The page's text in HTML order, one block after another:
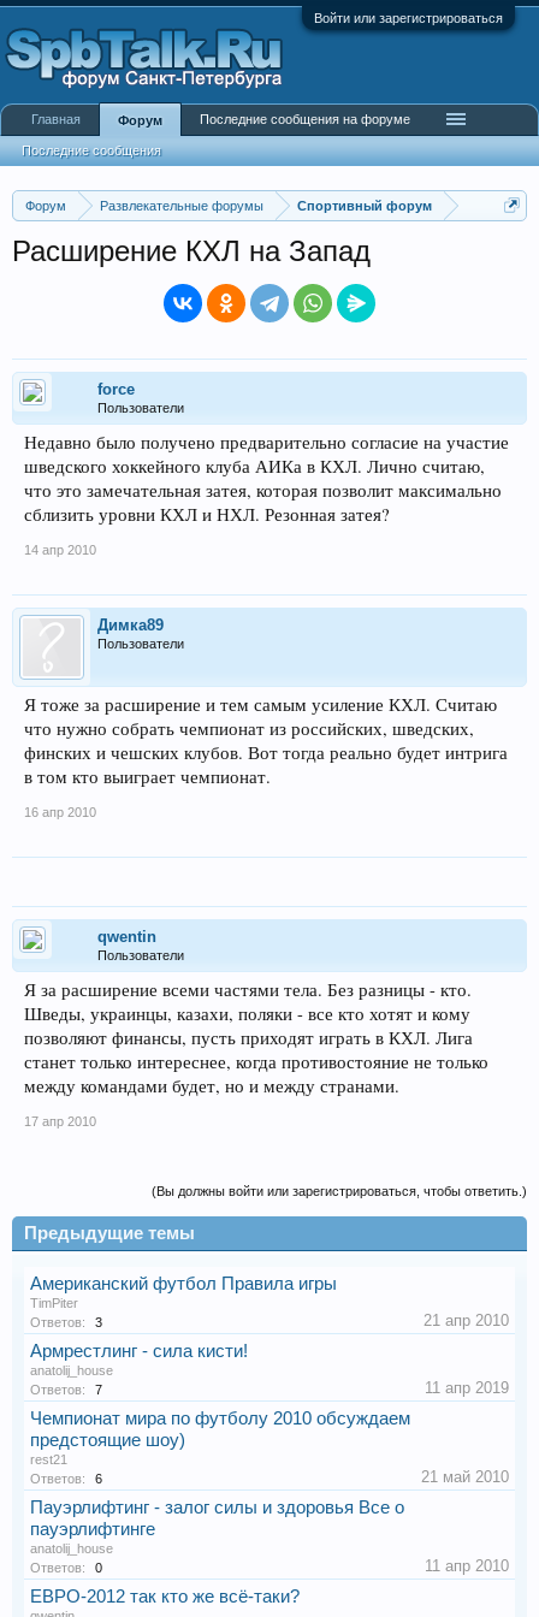
Войти или зарегистрироваться
Форум Развлекательные форумы Спортивный форум
Расширение КХЛ на Запад
force
Пользователи
Недавно было получено предварительно согласие на участие
шведского хоккейного клуба АИКа в КХЛ. Лично считаю,
что это замечательная затея, которая позволит максимально
сблизить уровни КХЛ и НХЛ. Резонная затея?
14 апр 2010
Димка89
Пользователи
Я тоже за расширение и тем самым усиление КХЛ. Считаю
что нужно собрать чемпионат из российских, шведских,
финских и чешских клубов. Вот тогда реально будет интрига
в том кто выиграет чемпионат.
16 апр 2010
qwentin
Пользователи
Я за расширение всеми частями тела. Без разницы - кто.
Шведы, украинцы, казахи, поляки - все кто хотят и кому
позволяют финансы, пусть приходят играть в КХЛ. Лига
станет только интереснее, когда противостояние не только
между командами будет, но и между странами.
17 апр 2010
(Вы должны войти или зарегистрироваться, чтобы ответить.)
Предыдущие темы
Американский футбол Правила игры
TimPiter
Ответов:
3 21 апр 2010
Армрестлинг - сила кисти!
anatolij_house
Ответов:
7 11 апр 2019
Чемпионат мира по футболу 2010 обсуждаем
предстоящие шоу)
rest21
Ответов:
6 21 май 2010
Пауэрлифтинг - залог силы и здоровья Все о
пауэрлифтинге
anatolij_house
Ответов:
0 11 апр 2010
ЕВРО-2012 так кто же всё-таки?
Главная Форум
Последние сообщения
Последние сообщения на форуме